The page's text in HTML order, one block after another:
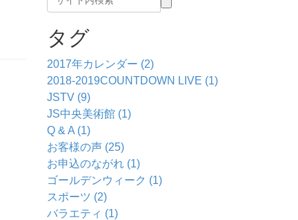
タグ
2017年カレンダー (2)
2018-2019COUNTDOWN LIVE (1)
JSTV (9)
JS中央美術館 (1)
Q & A (1)
お客様の声 (25)
お申込のながれ (1)
ゴールデンウィーク (1)
スポーツ (2)
バラエティ (1)